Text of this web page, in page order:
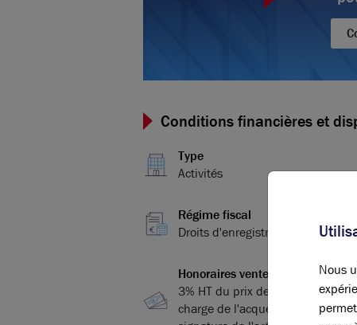
Conditions financières et
Type
Activités
Régime fiscal
Droits d'enregistrement
Honoraires vente
3% HT du prix de vente HDE, à la
charge de l'acquéreur, payables
Nous